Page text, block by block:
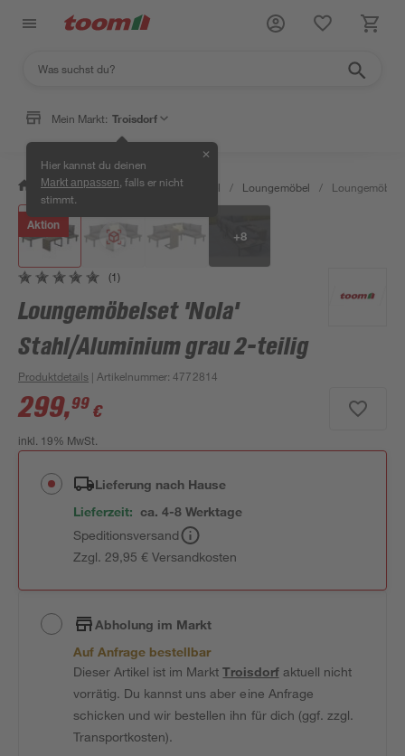
Mein Markt: Troisdorf
Hier kannst du deinen
Markt anpassen , falls er nicht
stimmt.
✕
/ Garten & Freizeit / Gartenmöbel / Loungemöbel /
Aktion
+8
(1)
Loungemöbelset 'Nola'
Stahl/Aluminium grau 2-teilig
Produktdetails | Artikelnummer:4772814
299,99 €
inkl. 19% MwSt.
Lieferung nach Hause
Lieferzeit: ca. 4-8 Werktage
Speditionsversand
Zzgl. 29,95 € Versandkosten
Abholung im Markt
Auf Anfrage bestellbar
Dieser Artikel ist im MarktTroisdorfaktuell nicht
vorrätig. Du kannst uns aber eine Anfrage
schicken und wir bestellen ihn für dich (ggf. zzgl.
Transportkosten).